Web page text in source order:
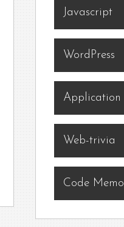
Javascript
WordPress
Application
Web-trivia
Code Memo